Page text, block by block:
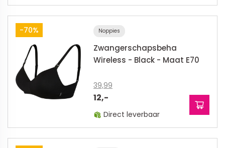
-70% Noppies
Zwangerschapsbeha
Wireless - Black - Maat E70
39,99
12,-
Direct leverbaar